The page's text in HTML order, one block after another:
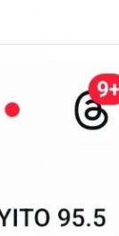
andados,
el chofer Oscar
de bolsos
Cristina
ilícita
riqueza
de la
todo.
se